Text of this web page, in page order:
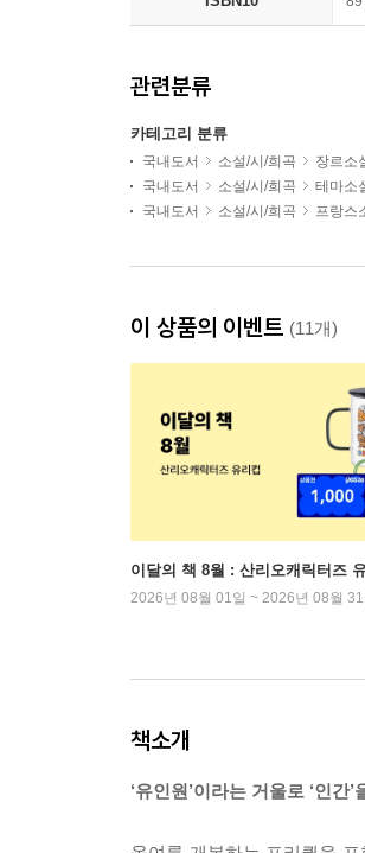
관련분류
카테고리 분류
국내도서 소설/시/희곡 장르소
국내도서
소설/시/희곡 테마소
국내도서
소설/시/희곡 프랑스
이 상품의 이벤트 (11개)
이달의 책 8월 : 산리오캐릭터즈
2026년 08월 01일 ~ 2026년 08월 31
책소개
‘유인원’이라는 거울로 ‘인간